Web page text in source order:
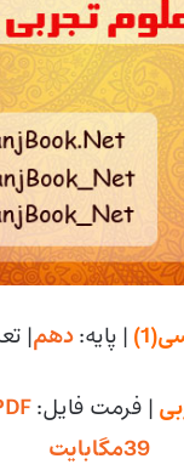
| پایه:دهم|
| فرمت فایل:
39مگابایت